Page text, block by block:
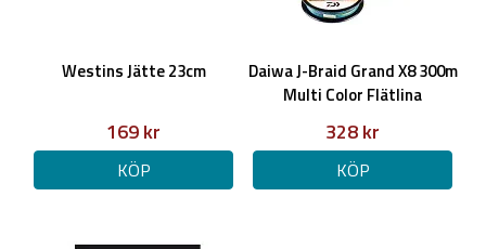
Westins Jätte 23cm
169 kr
KÖP
Daiwa J-Braid Grand X8 300m
Multi Color Flätlina
328 kr
KÖP